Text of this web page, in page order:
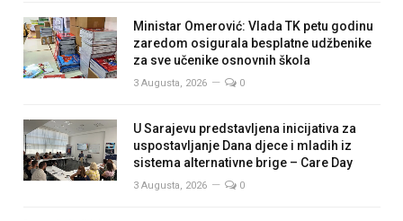
Ministar Omerović: Vlada TK petu godinu
zaredom osigurala besplatne udžbenike
za sve učenike osnovnih škola
3 Augusta, 2026 0
U Sarajevu predstavljena inicijativa za
uspostavljanje Dana djece i mladih iz
sistema alternativne brige – Care Day
3 Augusta, 2026 0